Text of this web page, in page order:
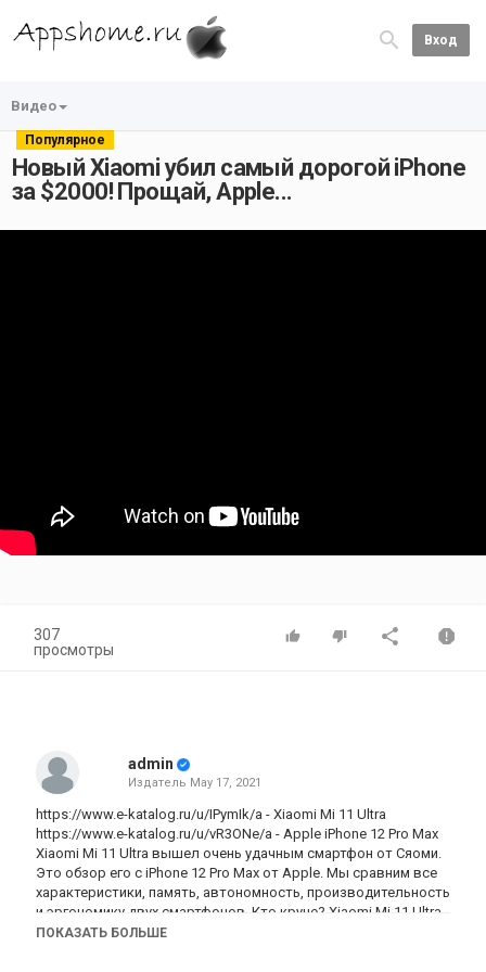
Вход
Видео
Популярное
Новый Xiaomi убил самый дорогой iPhone
за $2000! Прощай, Apple...
307
просмотры
admin
Издатель May 17, 2021
https://www.e-katalog.ru/u/IPymIk/a - Xiaomi Mi 11 Ultra
https://www.e-katalog.ru/u/vR3ONe/a - Apple iPhone 12 Pro Max
Xiaomi Mi 11 Ultra вышел очень удачным смартфон от Сяоми.
Это обзор его с iPhone 12 Pro Max от Apple. Мы сравним все
характеристики, память, автономность, производительность
и эргономику двух смартфонов. Кто круче? Xiaomi Mi 11 Ultra
vs iPhone 12 Pro Max? Этот день, похоже настал. Сяоми Ми 11
ПОКАЗАТЬ БОЛЬШЕ